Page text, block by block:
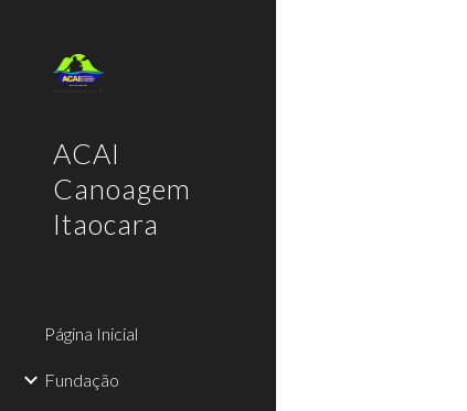
ACAI
Canoagem
Itaocara
Página Inicial
Fundação